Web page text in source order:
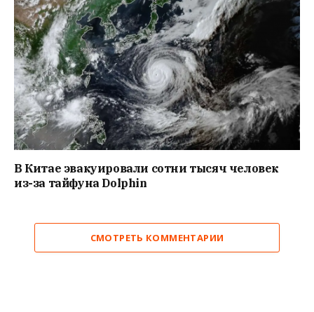
В Китае эвакуировали сотни тысяч человек
из-за тайфуна Dolphin
СМОТРЕТЬ КОММЕНТАРИИ